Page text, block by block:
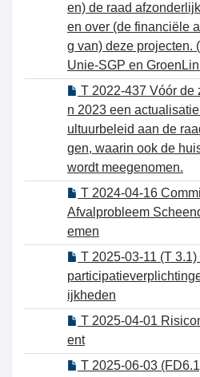
en) de raad
en over (de financiële
g van) deze projecten.
Unie-SGP en
T 2022-437 Vóór de
n 2023 een
ultuurbeleid aan de
gen, waarin ook de
wordt meegenomen.
T 2024-04-16
Afvalprobleem
emen
T 2025-03-11 (T
ijkheden
T 2025-04-01
ent
T 2025-06-03